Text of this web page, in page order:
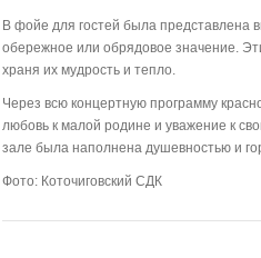
В фойе для гостей была представлена
обережное или обрядовое значение.
храня их мудрость и тепло.
Через всю концертную программу
любовь к малой родине и уважение к
зале была наполнена душевностью и
Фото: Коточиговский СДК